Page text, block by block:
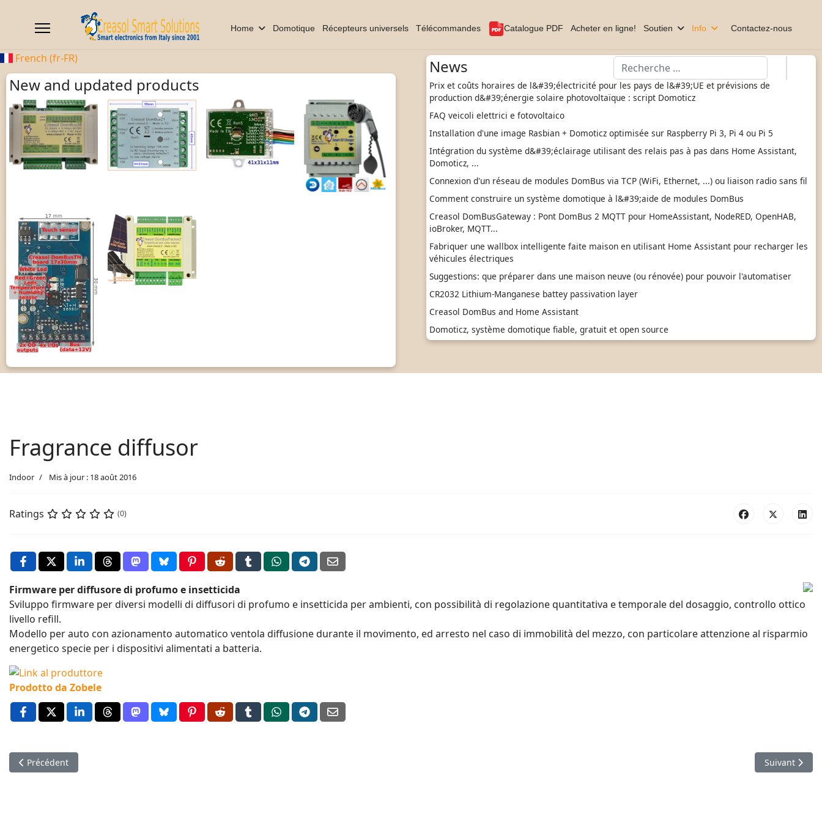
Home Domotique Récepteurs universels Télécommandes Catalogue PDF Acheter en ligne! Soutien Info Contactez-nous
Valider
French (fr-FR)
New and updated products
News
Prix et coûts horaires de l&#39;électricité pour les pays de l&#39;UE et prévisions de
production d&#39;énergie solaire photovoltaïque : script Domoticz
FAQ veicoli elettrici e fotovoltaico
Installation d'une image Rasbian + Domoticz optimisée sur Raspberry Pi 3, Pi 4 ou Pi 5
Intégration du système d&#39;éclairage utilisant des relais pas à pas dans Home Assistant,
Domoticz, ...
Connexion d'un réseau de modules DomBus via TCP (WiFi, Ethernet, ...) ou liaison radio sans fil
Comment construire un système domotique à l&#39;aide de modules DomBus
Creasol DomBusGateway : Pont DomBus 2 MQTT pour HomeAssistant, NodeRED, OpenHAB,
ioBroker, MQTT...
Fabriquer une wallbox intelligente faite maison en utilisant Home Assistant pour recharger les
véhicules électriques
Suggestions: que préparer dans une maison neuve (ou rénovée) pour pouvoir l'automatiser
CR2032 Lithium-Manganese battey passivation layer
Creasol DomBus and Home Assistant
Domoticz, système domotique fiable, gratuit et open source
Fragrance diffusor
Indoor Mis à jour : 18 août 2016
Ratings (0)
Firmware per diffusore di profumo e insetticida
Sviluppo firmware per diversi modelli di diffusori di profumo e insetticida per ambienti, con possibilità di regolazione quantitativa e temporale del dosaggio, controllo ottico
livello refill.
Modello per auto con azionamento automatico ventola diffusione durante il movimento, ed arresto nel caso di immobilità del mezzo, con particolare attenzione al risparmio
energetico specie per i dispositivi alimentati a batteria.
Prodotto da Zobele
Article précédent : Firmware for caffee machine controlling
Précédent Article
Suivant